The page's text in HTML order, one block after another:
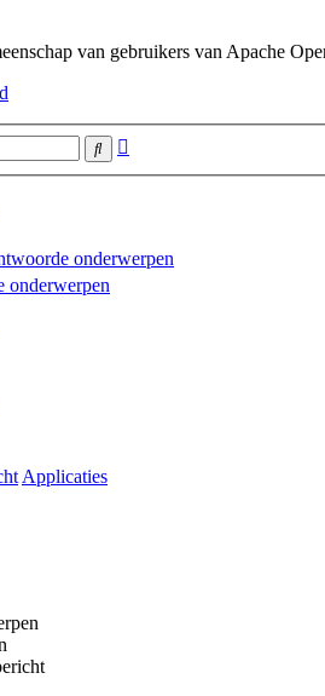
van gebruikers van Apache
Zoek
onderwerpen
onderwerpen
Applicaties